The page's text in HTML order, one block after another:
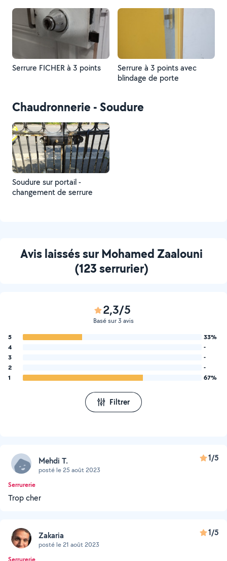
Serrure FICHER à 3 points
Serrure à 3 points avec
blindage de porte
Chaudronnerie - Soudure
Soudure sur portail -
changement de serrure
Avis laissés sur Mohamed Zaalouni
(123 serrurier)
2,3/5
Basé sur 3 avis
5
33%
4
-
3
-
2
-
1
67%
Filtrer
Mehdi T.
posté le 25 août 2023
1/5
Serrurerie
Trop cher
Zakaria
posté le 21 août 2023
1/5
Serrurerie